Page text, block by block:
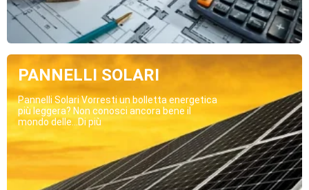
PANNELLI SOLARI
Pannelli Solari Vorresti un bolletta energetica
più leggera? Non conosci ancora bene il
mondo delle...Di più